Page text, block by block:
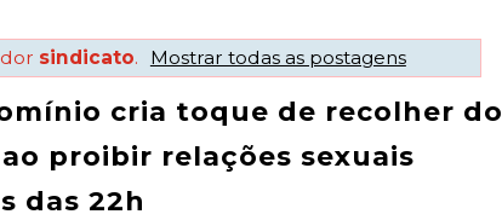
sindicato. Mostrar todas as postagens
cria toque de recolher do
proibir relações sexuais
das 22h